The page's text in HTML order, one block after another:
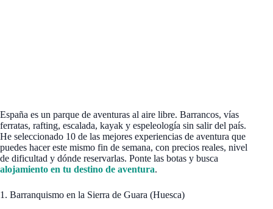
España es un parque de aventuras al aire libre. Barrancos, vías
ferratas, rafting, escalada, kayak y espeleología sin salir del país.
He seleccionado 10 de las mejores experiencias de aventura que
puedes hacer este mismo fin de semana, con precios reales, nivel
de dificultad y dónde reservarlas. Ponte las botas y busca
alojamiento en tu destino de aventura.
1. Barranquismo en la Sierra de Guara (Huesca)